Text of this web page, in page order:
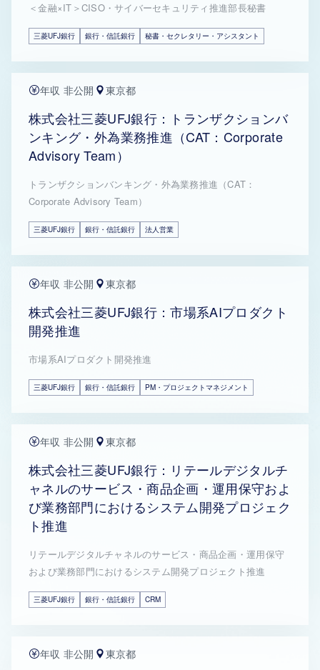
＜金融×IT＞CISO・サイバーセキュリティ推進部長秘書
三菱UFJ銀行 銀行・信託銀行 秘書・セクレタリー・アシスタント
年収 非公開 東京都
株式会社三菱UFJ銀行：トランザクションバ
ンキング・外為業務推進（CAT：Corporate
Advisory Team）
トランザクションバンキング・外為業務推進（CAT：
Corporate Advisory Team）
三菱UFJ銀行 銀行・信託銀行 法人営業
年収 非公開 東京都
株式会社三菱UFJ銀行：市場系AIプロダクト
開発推進
市場系AIプロダクト開発推進
三菱UFJ銀行 銀行・信託銀行 PM・プロジェクトマネジメント
年収 非公開 東京都
株式会社三菱UFJ銀行：リテールデジタルチ
ャネルのサービス・商品企画・運用保守およ
び業務部門におけるシステム開発プロジェク
ト推進
リテールデジタルチャネルのサービス・商品企画・運用保守
および業務部門におけるシステム開発プロジェクト推進
三菱UFJ銀行 銀行・信託銀行 CRM
年収 非公開 東京都